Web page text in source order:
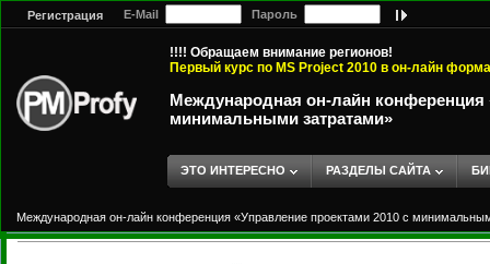
Регистрация E-Mail Пароль
!!!! Обращаем внимание регионов!
Первый курс по MS Project 2010 в он-лайн
Международная он-лайн конференция
минимальными затратами»
ЭТО ИНТЕРЕСНО РАЗДЕЛЫ САЙТА
Международная он-лайн конференция «Управление проектами 2010 с